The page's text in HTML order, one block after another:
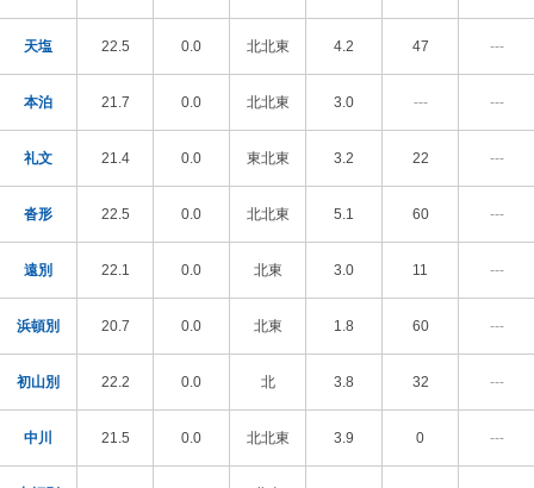
天塩 22.5 0.0 北北東 4.2 47 ---
本泊 21.7 0.0 北北東 3.0 --- ---
礼文 21.4 0.0 東北東 3.2 22 ---
沓形 22.5 0.0 北北東 5.1 60 ---
遠別 22.1 0.0 北東 3.0 11 ---
浜頓別 20.7 0.0 北東 1.8 60 ---
初山別 22.2 0.0 北 3.8 32 ---
中川 21.5 0.0 北北東 3.9 0 ---